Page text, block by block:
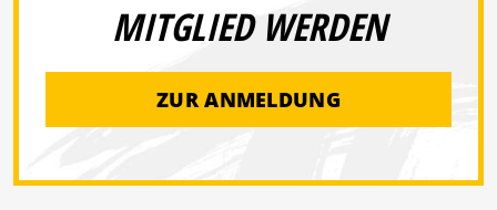
MITGLIED WERDEN
ZUR ANMELDUNG